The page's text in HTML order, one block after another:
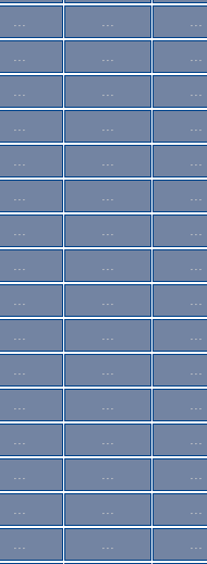
... ...
...
... ...
...
... ...
...
... ...
...
... ...
...
... ...
...
... ...
...
... ...
...
... ...
...
... ...
...
... ...
...
... ...
...
... ...
...
... ...
...
... ...
...
... ...
...